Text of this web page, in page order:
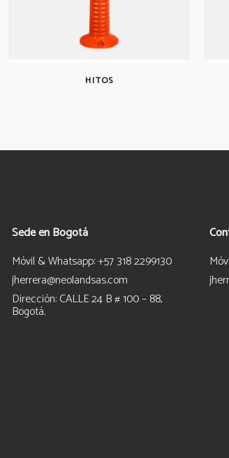
HITOS
Sede en Bogotá
Móvil & Whatsapp: +57 318 2299130
jherrera@neolandsas.com
Dirección: CALLE 24 B # 100 – 88,
Bogotá.